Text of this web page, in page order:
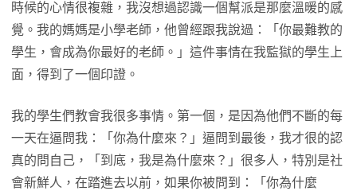
時候的心情很複雜，我沒想過認識一個幫派是那麼溫暖的感
覺。我的媽媽是小學老師，他曾經跟我說過：「你最難教的
學生，會成為你最好的老師。」這件事情在我監獄的學生上
面，得到了一個印證。
我的學生們教會我很多事情。第一個，是因為他們不斷的每
一天在逼問我：「你為什麼來？」逼問到最後，我才很的認
真的問自己，「到底，我是為什麼來？」很多人，特別是社
會新鮮人，在踏進去以前，如果你被問到：「你為什麼